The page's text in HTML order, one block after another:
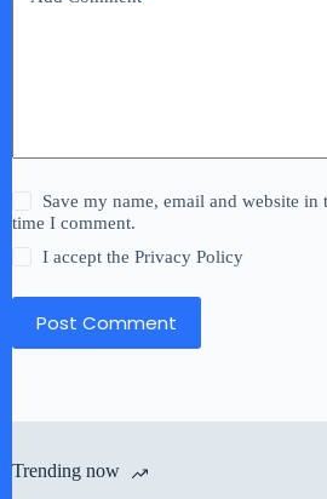
Save my name, email and website
time I comment.
I accept thePrivacy Policy
Post Comment
Trending now